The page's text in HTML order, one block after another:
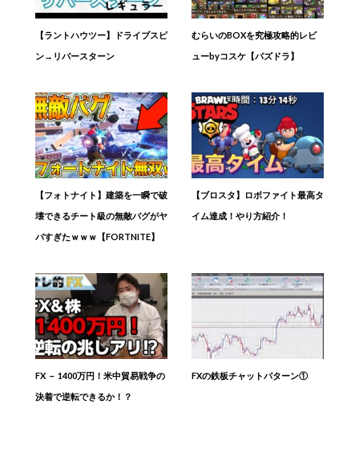
【ラントハウツー】ドライブスピ
ン→リバースターン
むらいのBOXを究極攻略的レビ
ューbyコスケ【パズドラ】
【フォトナイト】建築を一瞬で破
壊できるチート級の無敵バグがヤ
バすぎたｗｗｗ【FORTNITE】
【ブロスタ】ロボファイト最高タ
イム達成！やり方紹介！
FX － 1400万円！米中貿易戦争の
決着で逆転できるか！？
FXの鉄板チャットパターン①